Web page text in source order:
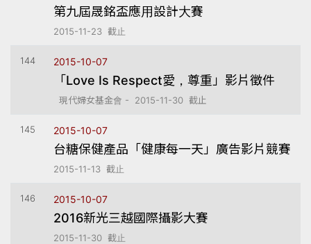
第九屆晟銘盃應用設計大賽
2015-11-23 截止
144 2015-10-07
「Love Is Respect愛，尊重」影片徵件
現代婦女基金會 - 2015-11-30 截止
145 2015-10-07
台糖保健產品「健康每一天」廣告影片競賽
2015-11-13 截止
146 2015-10-07
2016新光三越國際攝影大賽
2015-11-30 截止